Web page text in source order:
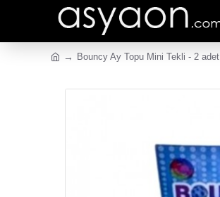
Bouncy Ay Topu Mini Tekli - 2 adet